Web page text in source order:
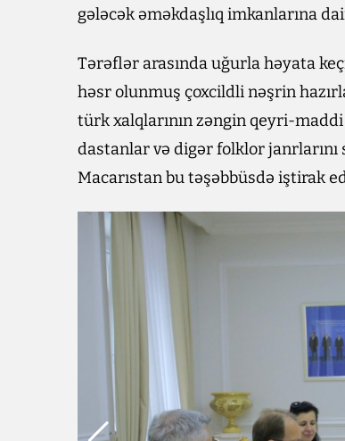
gələcək əməkdaşlıq imkanlarına
Tərəflər arasında uğurla həyata
həsr olunmuş çoxcildli nəşrin
türk xalqlarının zəngin qeyri-
dastanlar və digər folklor
Macarıstan bu təşəbbüsdə iştirak